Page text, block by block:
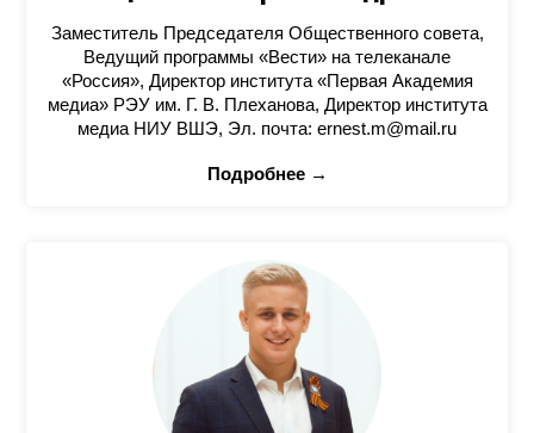
Заместитель Председателя Общественного совета,
Ведущий программы «Вести» на телеканале
«Россия», Директор института «Первая Академия
медиа» РЭУ им. Г. В. Плеханова, Директор института
медиа НИУ ВШЭ, Эл. почта: ernest.m@mail.ru
Подробнее →